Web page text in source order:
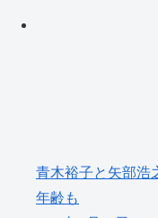
青木裕子と矢部浩
年齢も